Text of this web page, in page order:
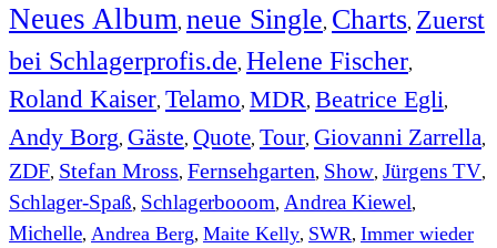
Neues Album, neue Single, Charts, Zuerst
bei Schlagerprofis.de, Helene Fischer,
Roland Kaiser, Telamo, MDR, Beatrice Egli,
Andy Borg, Gäste, Quote, Tour, Giovanni Zarrella,
ZDF, Stefan Mross, Fernsehgarten, Show, Jürgens TV,
Schlager-Spaß, Schlagerbooom, Andrea Kiewel,
Michelle, Andrea Berg, Maite Kelly, SWR, Immer wieder